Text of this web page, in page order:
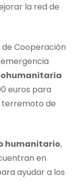
la red de
Cooperación
euros para
terremoto de
humanitario,
en
ayudar a los